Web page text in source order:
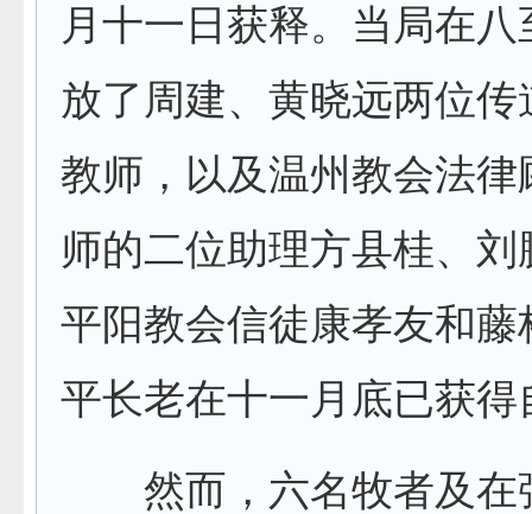
月十一日获释。当局在
放了周建、黄晓远两位传
教师，以及温州教会法律
师的二位助理方县桂、
平阳教会信徒康孝友和藤
平长老在十一月底已获得
然而，六名牧者及在